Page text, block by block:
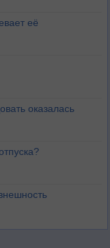
её
оказалась